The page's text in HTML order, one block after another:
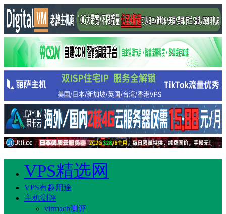
VPS精选网
VPS有趣用途
主机测评
virmach测评